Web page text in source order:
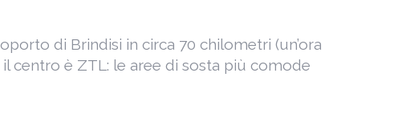
di Brindisi in circa 70 chilometri (un’ora
centro è ZTL: le aree di sosta più comode